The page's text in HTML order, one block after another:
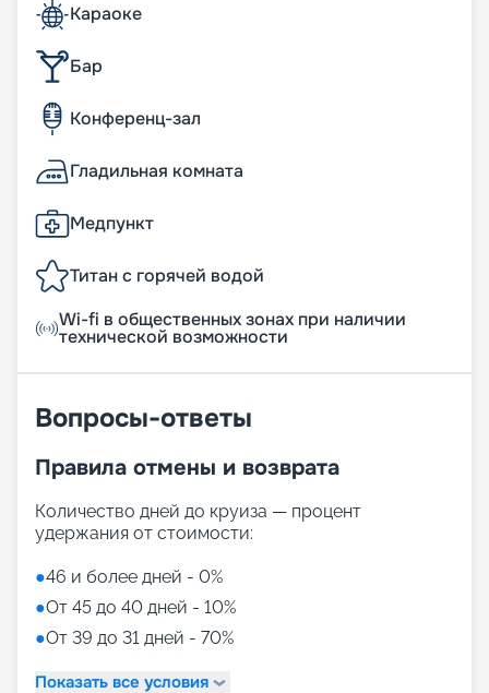
Караоке
Бар
Конференц-зал
Гладильная комната
Медпункт
Титан с горячей водой
Wi-fi в общественных зонах при наличии
технической возможности
Вопросы-ответы
Правила отмены и возврата
Количество дней до круиза — процент
удержания от стоимости:
●46 и более дней - 0%
●От 45 до 40 дней - 10%
●От 39 до 31 дней - 70%
Показать все условия